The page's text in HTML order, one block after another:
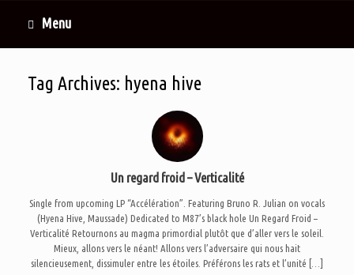
Menu
Tag Archives: hyena hive
Un regard froid – Verticalité
Single from upcoming LP “Accélération”. Featuring Bruno R. Julian on vocals
(Hyena Hive, Maussade) Dedicated to M87’s black hole Un Regard Froid –
Verticalité Retournons au magma primordial plutôt que d’aller vers le soleil.
Mieux, allons vers le néant! Allons vers l’adversaire qui nous hait
silencieusement, dissimuler entre les étoiles. Préférons les rats et l’unité […]